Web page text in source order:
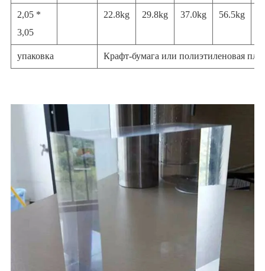
2,05 *
3,05
22.8kg 29.8kg 37.0kg 56.5kg
упаковка Крафт-бумага или полиэтиленовая